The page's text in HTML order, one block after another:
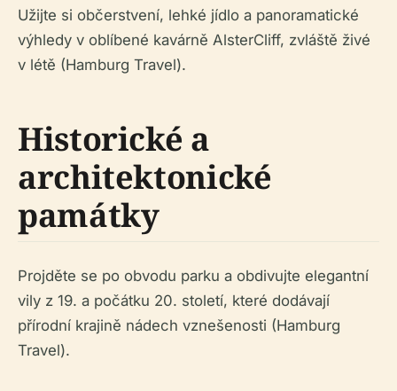
Užijte si občerstvení, lehké jídlo a panoramatické
výhledy v oblíbené kavárně AlsterCliff, zvláště živé
v létě (Hamburg Travel).
Historické a
architektonické
památky
Projděte se po obvodu parku a obdivujte elegantní
vily z 19. a počátku 20. století, které dodávají
přírodní krajině nádech vznešenosti (Hamburg
Travel).